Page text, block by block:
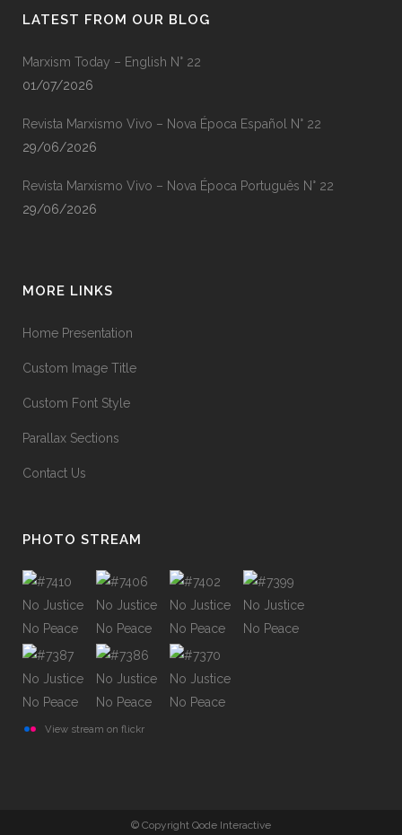
LATEST FROM OUR BLOG
Marxism Today – English N° 22
01/07/2026
Revista Marxismo Vivo – Nova Época Español N° 22
29/06/2026
Revista Marxismo Vivo – Nova Época Português N° 22
29/06/2026
MORE LINKS
Home Presentation
Custom Image Title
Custom Font Style
Parallax Sections
Contact Us
PHOTO STREAM
View stream on flickr
© Copyright Qode Interactive